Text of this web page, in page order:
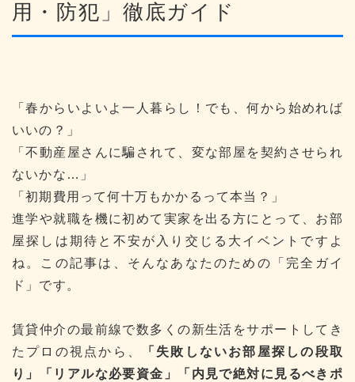
用・防犯」徹底ガイド
「春からいよいよ一人暮らし！でも、何から始めれば
いいの？」
「不動産屋さんに騙されて、変な部屋を契約させられ
ないかな…」
「初期費用って何十万もかかるって本当？」
進学や就職を機に初めて実家を出る方にとって、お部
屋探しは期待と不安が入り交じる大イベントですよ
ね。この記事は、そんなあなたのための「完全ガイ
ド」です。
賃貸仲介の最前線で数多くの新生活をサポートしてき
たプロの視点から、
「失敗しないお部屋探しの段取
り」「リアルな必要資金」「内見で絶対に見るべきポ